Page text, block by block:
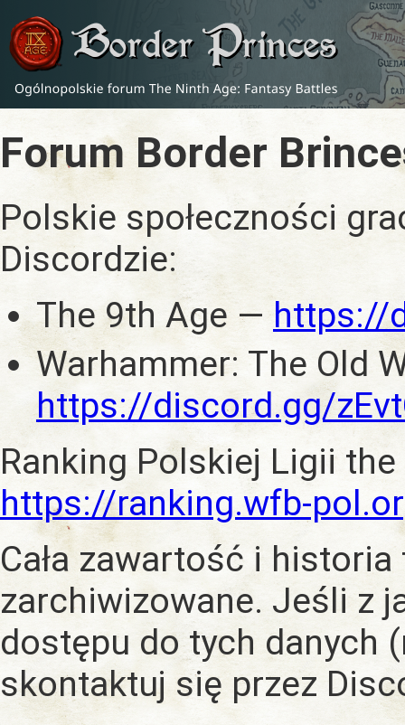
Forum Border
Polskie społeczności
Discordzie:
The 9th Age —https://
Warhammer: The Old
https://discord.gg/
Ranking Polskiej Ligii
https://ranking.wfb-
Cała zawartość i historia
zarchiwizowane. Jeśli z
dostępu do tych danych
skontaktuj się przez